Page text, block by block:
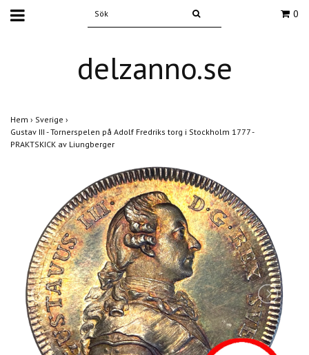
0
delzanno.se
Hem › Sverige ›
Gustav III - Tornerspelen på Adolf Fredriks torg i Stockholm 1777 -
PRAKTSKICK av Liungberger